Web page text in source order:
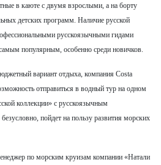
в каюте с двумя взрослыми, а на борту
детских программ. Наличие русской
русскоязычными гидами
популярным, особенно среди новичков.
вариант отдыха, компания Costa
отправиться в водный тур на одном
коллекции» с русскоязычным
пойдет на пользу развития морских
по морским круизам компании «Натали